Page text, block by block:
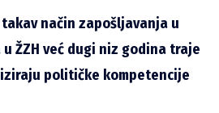
način zapošljavanja u
ŽZH već dugi niz godina traje
političke kompetencije